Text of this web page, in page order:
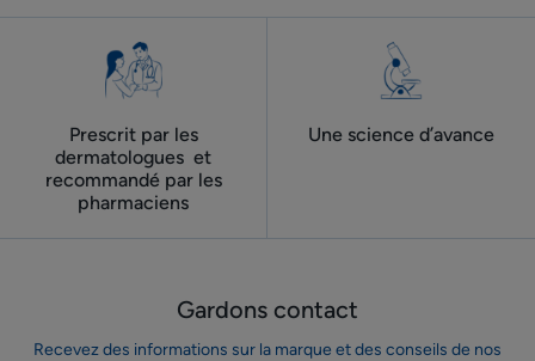
Prescrit par les
dermatologues ​ et
recommandé par les
pharmaciens
Une science d’avance
Gardons contact
Recevez des informations sur la marque et des conseils de nos